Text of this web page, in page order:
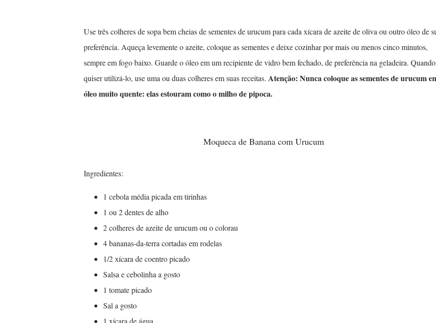
Use três colheres de sopa bem cheias de sementes de urucum para cada xícara de azeite de oliva ou outro óleo de
preferência. Aqueça levemente o azeite, coloque as sementes e deixe cozinhar por mais ou menos cinco minutos,
sempre em fogo baixo. Guarde o óleoem um recipiente de vidro bem fechado, de preferência na geladeira. Quando
quiser utilizá-lo, use uma ou duas colheres em suas receitas. Atenção: Nunca coloque as sementes de urucum
óleo muito quente: elas estouram como o milho de pipoca.
Moqueca de Banana com Urucum
Ingredientes:
1 cebola média picada em tirinhas
1 ou 2 dentes de alho
2 colheres de azeite de urucum ou o colorau
4 bananas-da-terra cortadas em rodelas
1/2 xícara de coentro picado
Salsa e cebolinha a gosto
1 tomate picado
Sal a gosto